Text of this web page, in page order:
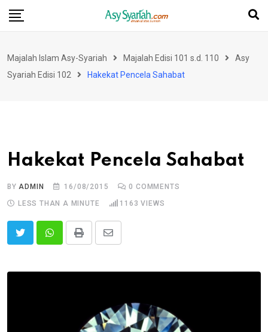
Skip
Majalah Islam Asy-Syariah Majalah Edisi 101 s.d. 110
Asy
Syariah Edisi 102
Hakekat Pencela Sahabat
Hakekat Pencela Sahabat
BY ADMIN 16/08/2015 0 COMMENTS
LESS THAN A MINUTE
1163 VIEWS
Print
Share
Email